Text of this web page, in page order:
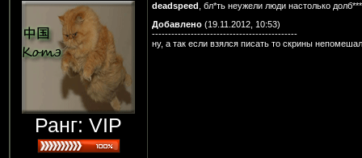
Ранг: VIP
deadspeed , бл*ть неужели люди настолько
Добавлено(19.11.2012, 10:53)
---------------------------------------------
ну, а так если взялся писать то скрины